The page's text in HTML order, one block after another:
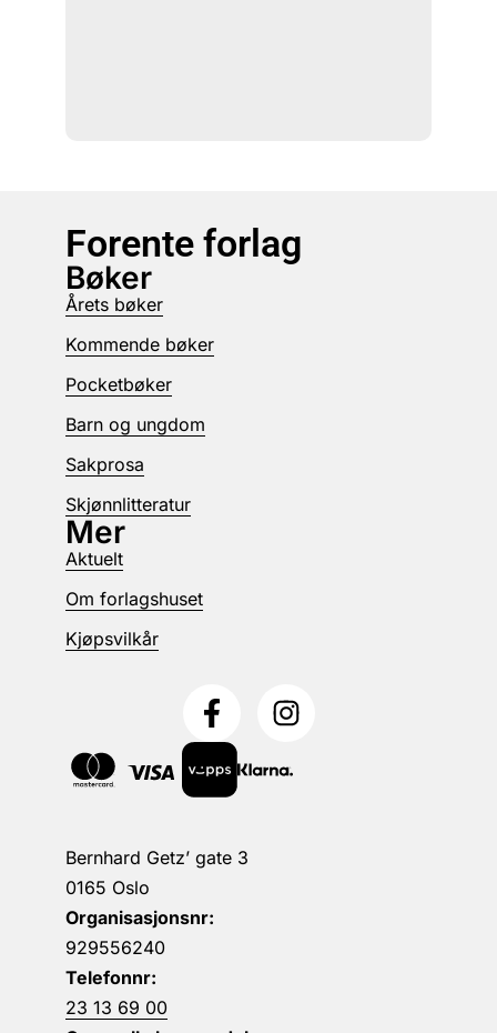
Forente forlag
Bernhard Getz’ gate 3
0165 Oslo
Organisasjonsnr:
929556240
Telefonnr:
23 13 69 00
Bøker
Årets bøker
Kommende bøker
Pocketbøker
Barn og ungdom
Sakprosa
Skjønnlitteratur
Mer
Aktuelt
Om forlagshuset
Kjøpsvilkår